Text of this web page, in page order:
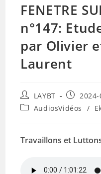
FENETRE
n°147:
par Olivier
Laurent
Auteur/autrice
de
la
LAYBT
publiée :
PostAudiosVidéos /
Travaillons et